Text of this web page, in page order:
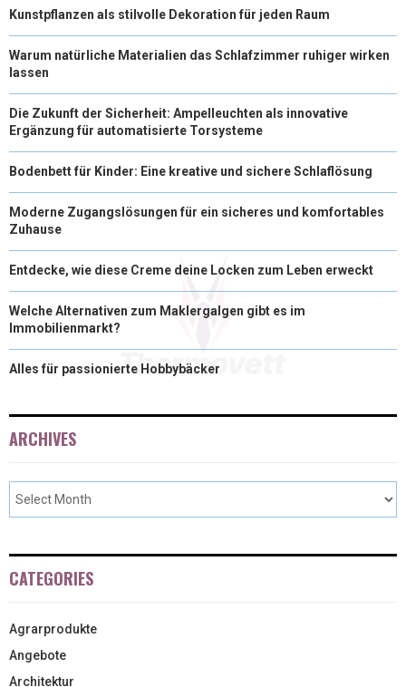
Kunstpflanzen als stilvolle Dekoration für jeden Raum
Warum natürliche Materialien das Schlafzimmer ruhiger wirken
lassen
Die Zukunft der Sicherheit: Ampelleuchten als innovative
Ergänzung für automatisierte Torsysteme
Bodenbett für Kinder: Eine kreative und sichere Schlaflösung
Moderne Zugangslösungen für ein sicheres und komfortables
Zuhause
Entdecke, wie diese Creme deine Locken zum Leben erweckt
Welche Alternativen zum Maklergalgen gibt es im
Immobilienmarkt?
Alles für passionierte Hobbybäcker
ARCHIVES
CATEGORIES
Agrarprodukte
Angebote
Architektur